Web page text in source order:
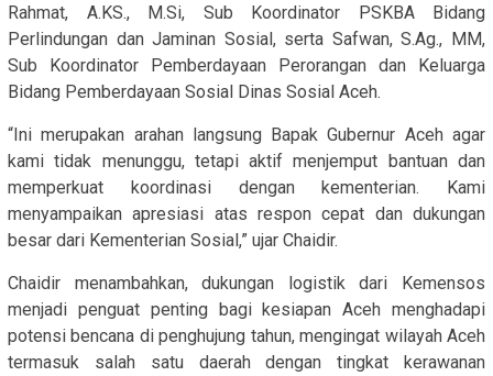
Rahmat, A.KS., M.Si, Sub Koordinator PSKBA Bidang
Perlindungan dan Jaminan Sosial, serta Safwan, S.Ag., MM,
Sub Koordinator Pemberdayaan Perorangan dan Keluarga
Bidang Pemberdayaan Sosial Dinas Sosial Aceh.
“Ini merupakan arahan langsung Bapak Gubernur Aceh agar
kami tidak menunggu, tetapi aktif menjemput bantuan dan
memperkuat koordinasi dengan kementerian. Kami
menyampaikan apresiasi atas respon cepat dan dukungan
besar dari Kementerian Sosial,” ujar Chaidir.
Chaidir menambahkan, dukungan logistik dari Kemensos
menjadi penguat penting bagi kesiapan Aceh menghadapi
potensi bencana di penghujung tahun, mengingat wilayah Aceh
termasuk salah satu daerah dengan tingkat kerawanan